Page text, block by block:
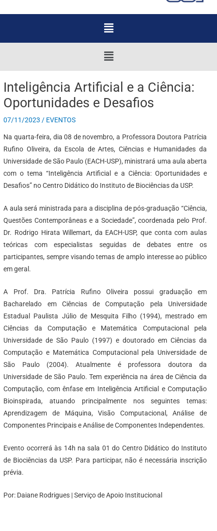
Menu
Menu
Inteligência Artificial e a Ciência:
Oportunidades e Desafios
07/11/2023 / EVENTOS
Na quarta-feira, dia 08 de novembro, a Professora Doutora Patrícia
Rufino Oliveira, da Escola de Artes, Ciências e Humanidades da
Universidade de São Paulo (EACH-USP), ministrará uma aula aberta
com o tema “Inteligência Artificial e a Ciência: Oportunidades e
Desafios” no Centro Didático do Instituto de Biociências da USP.
A aula será ministrada para a disciplina de pós-graduação “Ciência,
Questões Contemporâneas e a Sociedade”, coordenada pelo Prof.
Dr. Rodrigo Hirata Willemart, da EACH-USP, que conta com aulas
teóricas com especialistas seguidas de debates entre os
participantes, sempre visando temas de amplo interesse ao público
em geral.
A Prof. Dra. Patrícia Rufino Oliveira possui graduação em
Bacharelado em Ciências de Computação pela Universidade
Estadual Paulista Júlio de Mesquita Filho (1994), mestrado em
Ciências da Computação e Matemática Computacional pela
Universidade de São Paulo (1997) e doutorado em Ciências da
Computação e Matemática Computacional pela Universidade de
São Paulo (2004). Atualmente é professora doutora da
Universidade de São Paulo. Tem experiência na área de Ciência da
Computação, com ênfase em Inteligência Artificial e Computação
Bioinspirada, atuando principalmente nos seguintes temas:
Aprendizagem de Máquina, Visão Computacional, Análise de
Componentes Principais e Análise de Componentes Independentes.
Evento ocorrerá às 14h na sala 01 do Centro Didático do Instituto
de Biociências da USP. Para participar, não é necessária inscrição
prévia.
Por: Daiane Rodrigues | Serviço de Apoio Institucional